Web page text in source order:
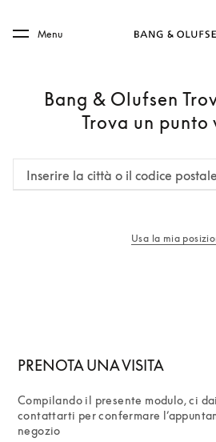
Skip to main footer
Menu
Bang & Olufsen
Trova un punto
Inserire la città o il codice postale
Usa la mia
PRENOTA UNA VISITA
Compilando il presente modulo, ci
contattarti per confermare
negozio